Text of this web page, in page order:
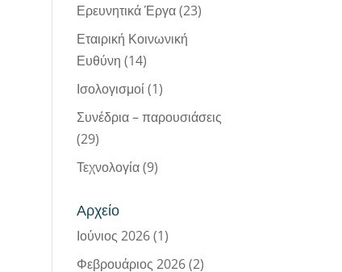
Ερευνητικά Έργα(23)
Εταιρική Κοινωνική
Ευθύνη (14)
Ισολογισμοί(1)
Συνέδρια – παρουσιάσεις
(29)
Τεχνολογία(9)
Αρχείο
Ιούνιος 2026(1)
Φεβρουάριος 2026(2)